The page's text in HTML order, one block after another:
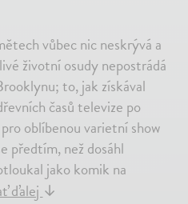
vůbec nic neskrývá a
životní osudy nepostrádá
to, jak získával
časů televize po
oblíbenou varietní show
předtím, než dosáhl
jako komik na
ďalej↓